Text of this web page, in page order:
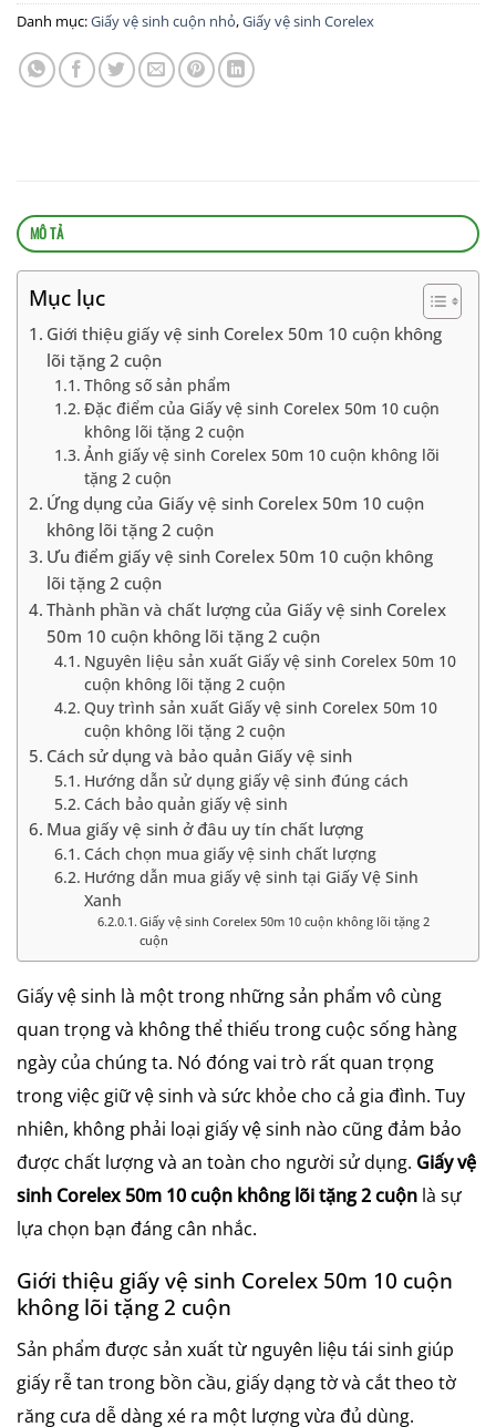
Danh mục:Giấy vệ sinh cuộn nhỏ,Giấy vệ sinh Corelex
MÔ TẢ
Mục lục
Giới thiệu giấy vệ sinh Corelex 50m 10 cuộn không
lõi tặng 2 cuộn
Thông số sản phẩm
Đặc điểm của Giấy vệ sinh Corelex 50m 10 cuộn
không lõi tặng 2 cuộn
Ảnh giấy vệ sinh Corelex 50m 10 cuộn không lõi
tặng 2 cuộn
Ứng dụng của Giấy vệ sinh Corelex 50m 10 cuộn
không lõi tặng 2 cuộn
Ưu điểm giấy vệ sinh Corelex 50m 10 cuộn không
lõi tặng 2 cuộn
Thành phần và chất lượng của Giấy vệ sinh Corelex
50m 10 cuộn không lõi tặng 2 cuộn
Nguyên liệu sản xuất Giấy vệ sinh Corelex 50m 10
cuộn không lõi tặng 2 cuộn
Quy trình sản xuất Giấy vệ sinh Corelex 50m 10
cuộn không lõi tặng 2 cuộn
Cách sử dụng và bảo quản Giấy vệ sinh
Hướng dẫn sử dụng giấy vệ sinh đúng cách
Cách bảo quản giấy vệ sinh
Mua giấy vệ sinh ở đâu uy tín chất lượng
Cách chọn mua giấy vệ sinh chất lượng
Hướng dẫn mua giấy vệ sinh tại Giấy Vệ Sinh
Xanh
Giấy vệ sinh Corelex 50m 10 cuộn không lõi tặng 2
cuộn
Giấy vệ sinh là một trong những sản phẩm vô cùng
quan trọng và không thể thiếu trong cuộc sống hàng
ngày của chúng ta. Nó đóng vai trò rất quan trọng
trong việc giữ vệ sinh và sức khỏe cho cả gia đình. Tuy
nhiên, không phải loại giấy vệ sinh nào cũng đảm bảo
được chất lượng và an toàn cho người sử dụng. Giấy vệ
sinh Corelex 50m 10 cuộn không lõi tặng 2 cuộn là sự
lựa chọn bạn đáng cân nhắc.
Giới thiệu giấy vệ sinh Corelex 50m 10 cuộn
không lõi tặng 2 cuộn
Sản phẩm được sản xuất từ nguyên liệu tái sinh giúp
giấy rễ tan trong bồn cầu, giấy dạng tờ và cắt theo tờ
răng cưa dễ dàng xé ra một lượng vừa đủ dùng.